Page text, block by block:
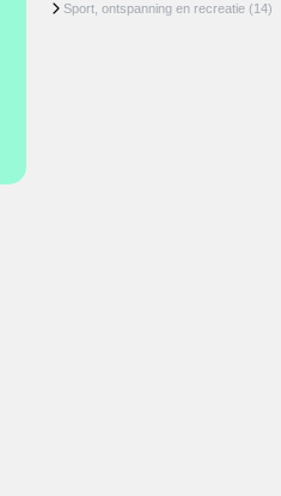
Sport, ontspanning en recreatie (14)